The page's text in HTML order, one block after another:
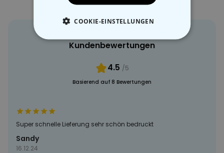
Kundenbewertungen
4.5 /5
Basierend auf 8 Bewertungen
Super schnelle Lieferung sehr schön bedruckt
Sandy
16.12.24
COOKIE-EINSTELLUNGEN
ESSENTIELL
PERFORMANCE